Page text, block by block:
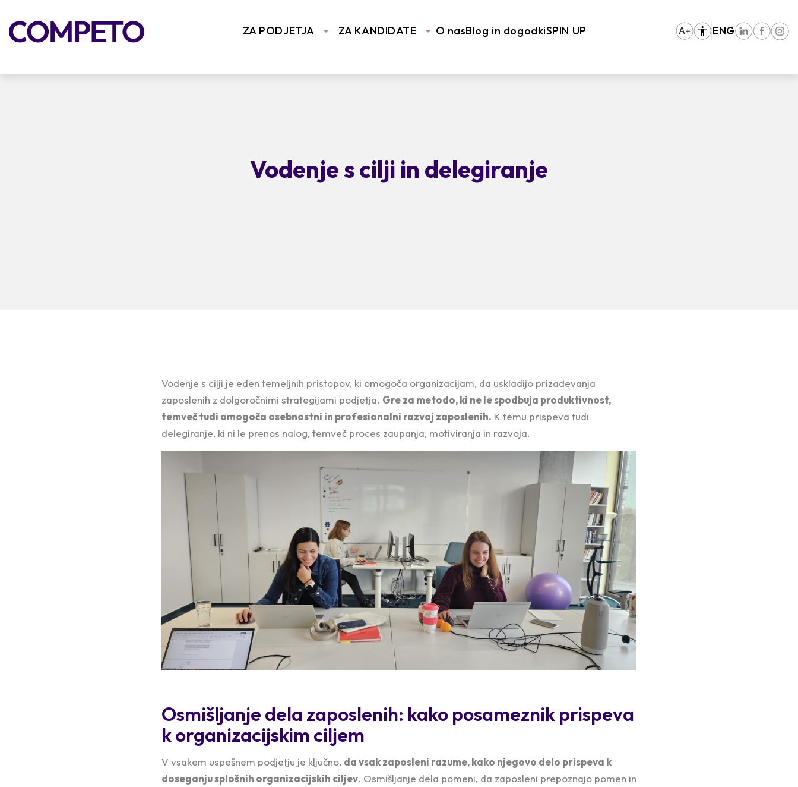
ZA PODJETJA ZA KANDIDATE O nasBlog in dogodkiSPIN UP ENG
Vodenje s cilji in delegiranje
Vodenje s cilji je eden temeljnih pristopov, ki omogoča organizacijam, da uskladijo prizadevanja
zaposlenih z dolgoročnimi strategijami podjetja. Gre za metodo, ki ne le spodbuja produktivnost,
temveč tudi omogoča osebnostni in profesionalni razvoj zaposlenih. K temu prispeva tudi
delegiranje, ki ni le prenos nalog, temveč proces zaupanja, motiviranja in razvoja.
Osmišljanje dela zaposlenih: kako posameznik prispeva
k organizacijskim ciljem
V vsakem uspešnem podjetju je ključno, da vsak zaposleni razume, kako njegovo delo prispeva k
doseganju splošnih organizacijskih ciljev. Osmišljanje dela pomeni, da zaposleni prepoznajo pomen in